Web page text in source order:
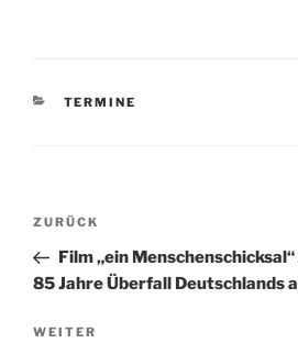
KATEGORIEN
TERMINE
Beitragsnavigation
Vorheriger
Beitrag
ZURÜCK
Film „ein
85 Jahre Überfall Deutschlands
Nächster
WEITER